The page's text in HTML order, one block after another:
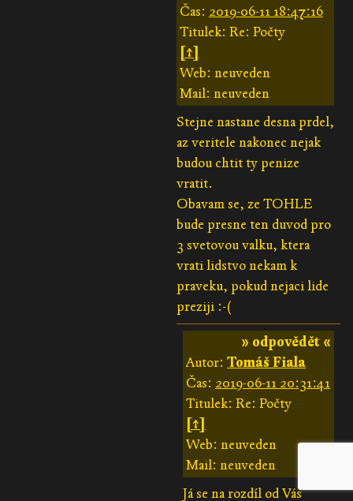
Čas: 2019-06-11 18:47:16
Titulek: Re: Počty
[↑]
Web: neuveden
Mail: neuveden
Stejne nastane desna prdel,
az veritele nakonec nejak
budou chtit ty penize
vratit.
Obavam se, ze TOHLE
bude presne ten duvod pro
3 svetovou valku, ktera
vrati lidstvo nekam k
praveku, pokud nejaci lide
preziji :-(
» odpovědět «
Autor: Tomáš Fiala
Čas: 2019-06-11 20:31:41
Titulek: Re: Počty
[↑]
Web: neuveden
Mail: neuveden
Já se na rozdíl od Vás